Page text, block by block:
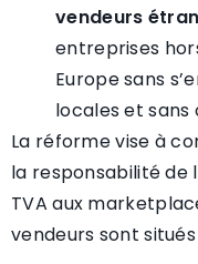
vendeurs
entreprises
Europe sans
locales et sans
La réforme vise à
la responsabilité
TVA aux
vendeurs sont situés